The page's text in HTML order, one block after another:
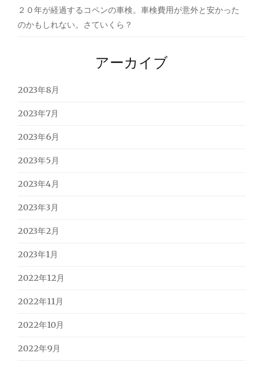
２０年が経過するコペンの車検。車検費用が意外と安かった
のかもしれない。さていくら？
アーカイブ
2023年8月
2023年7月
2023年6月
2023年5月
2023年4月
2023年3月
2023年2月
2023年1月
2022年12月
2022年11月
2022年10月
2022年9月